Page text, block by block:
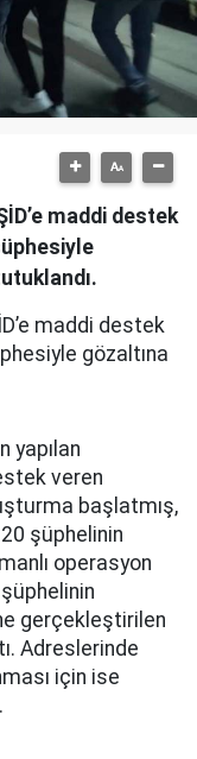
maddi destek
maddi destek
gözaltına
yapılan
veren
başlatmış,
şüphelinin
operasyon
gerçekleştirilen
Adreslerinde
için ise